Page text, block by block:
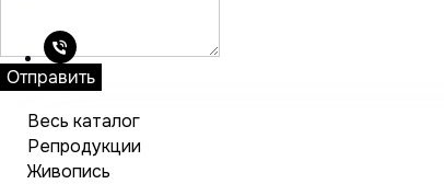
Отправить
Весь каталог
Репродукции
Живопись